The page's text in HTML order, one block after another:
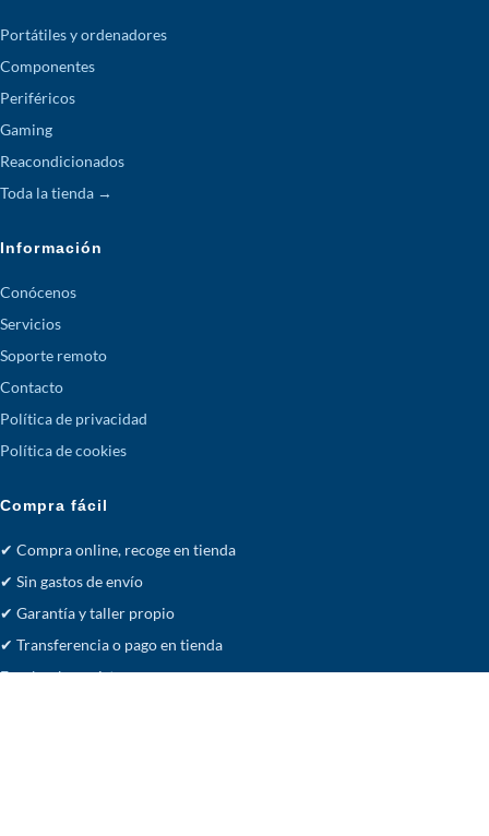
Portátiles y ordenadores
Componentes
Periféricos
Gaming
Reacondicionados
Toda la tienda →
Información
Conócenos
Servicios
Soporte remoto
Contacto
Política de privacidad
Política de cookies
Compra fácil
✔ Compra online, recoge en tienda
✔ Sin gastos de envío
✔ Garantía y taller propio
✔ Transferencia o pago en tienda
Facebook· acsistemas.es